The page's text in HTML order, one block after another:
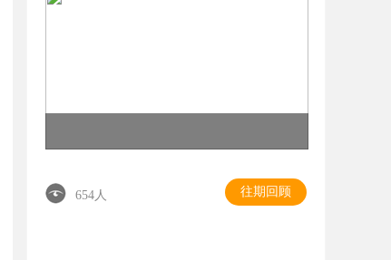
654人 往期回顾